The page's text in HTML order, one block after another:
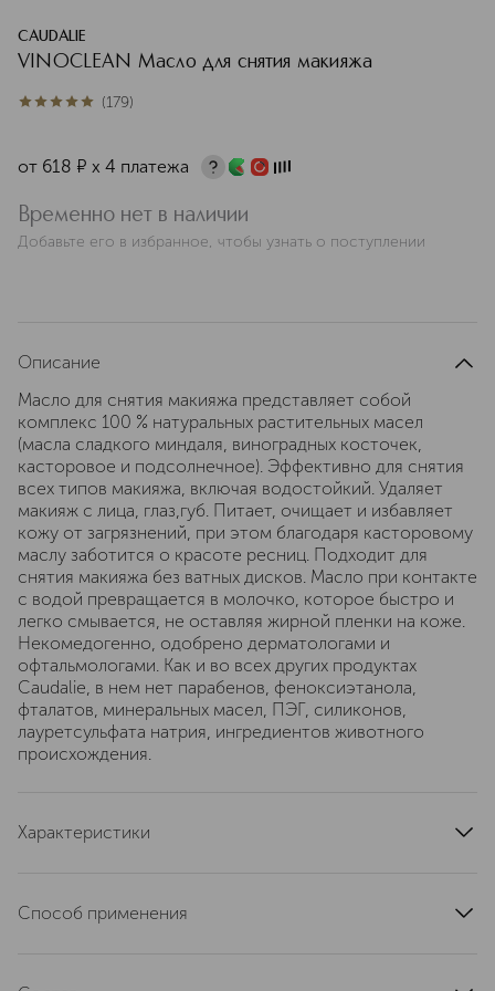
CAUDALIE
VINOCLEAN Масло для снятия макияжа
5из 5179 (179)
от 618 ¤ х 4 платежа
Временно нет в наличии
Добавьте его в избранное, чтобы узнать о поступлении
Описание
Масло для снятия макияжа представляет собой
комплекс 100 % натуральных растительных масел
(масла сладкого миндаля, виноградных косточек,
касторовое и подсолнечное). Эффективно для снятия
всех типов макияжа, включая водостойкий. Удаляет
макияж с лица, глаз,губ. Питает, очищает и избавляет
кожу от загрязнений, при этом благодаря касторовому
маслу заботится о красоте ресниц. Подходит для
снятия макияжа без ватных дисков. Масло при контакте
с водой превращается в молочко, которое быстро и
легко смывается, не оставляя жирной пленки на коже.
Hекомедогенно, oдобрено дерматологами и
офтальмологами. Как и во всех других продуктах
Caudalie, в нем нет парабенов, феноксиэтанола,
фталатов, минеральных масел, ПЭГ, силиконов,
лауретсульфата натрия, ингредиентов животного
происхождения.
Характеристики
Способ применения